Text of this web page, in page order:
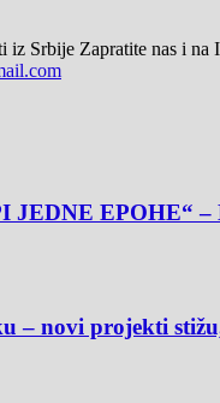
Srbije Zapratite nas i na
JEDNE EPOHE“
– novi projekti